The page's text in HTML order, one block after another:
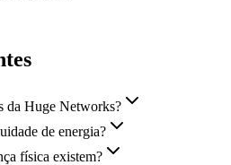
da Huge Networks?
de energia?
física existem?